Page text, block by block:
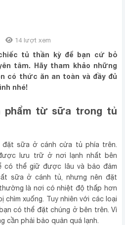
14 lượt xem
tủ thần kỳ để bạn cứ bỏ
tâm. Hãy tham khảo những
có thức ăn an toàn và đầy đủ
nhé!
phẩm từ sữa trong tủ
sữa ở cánh cửa tủ phía trên.
lưu trữ ở nơi lạnh nhất bên
có thể giữ được lâu và bảo đảm
sữa ở cánh tủ, nhưng nên đặt
là nơi có nhiệt độ thấp hơn
chìm xuống. Tuy nhiên với các loại
có thể đặt chúng ở bên trên. Vì
cần phải bảo quản quá lạnh.